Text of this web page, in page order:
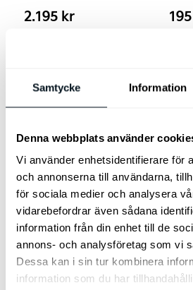
Samtycke Information
Denna webbplats använder
Vi använder enhetsidentifierare för
och annonserna till användarna,
för sociala medier och analysera
vidarebefordrar även sådana
information från din enhet till de
annons- och analysföretag som vi
Dessa kan i sin tur kombinera
information som du har
2.195 kr 195
Kia Nödhammare
Nödhammare med
bältesskärare.
345kr
Lägg till i varukorg
Kia
Kia